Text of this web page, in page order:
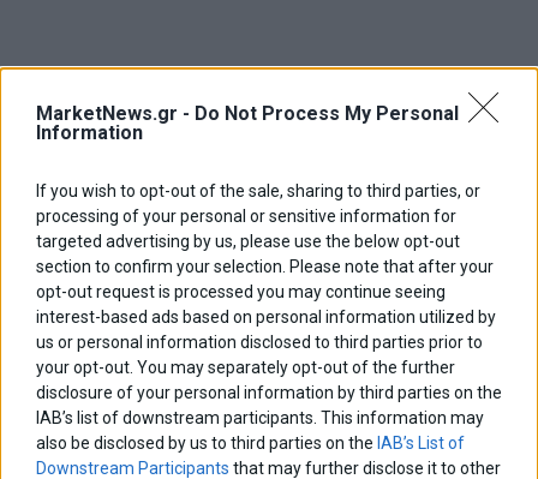
MarketNews.gr - Do Not Process My Personal
Information
If you wish to opt-out of the sale, sharing to third parties, or
processing of your personal or sensitive information for
targeted advertising by us, please use the below opt-out
section to confirm your selection. Please note that after your
opt-out request is processed you may continue seeing
interest-based ads based on personal information utilized by
us or personal information disclosed to third parties prior to
your opt-out. You may separately opt-out of the further
disclosure of your personal information by third parties on the
IAB’s list of downstream participants. This information may
also be disclosed by us to third parties on the IAB’s List of
Downstream Participants that may further disclose it to other
ΑΡΘΡΟΓΡΑΦΟΙ
Ελευθερία Κούρταλη
Οι «τιμωροί» των ομολόγων επέστρεψαν